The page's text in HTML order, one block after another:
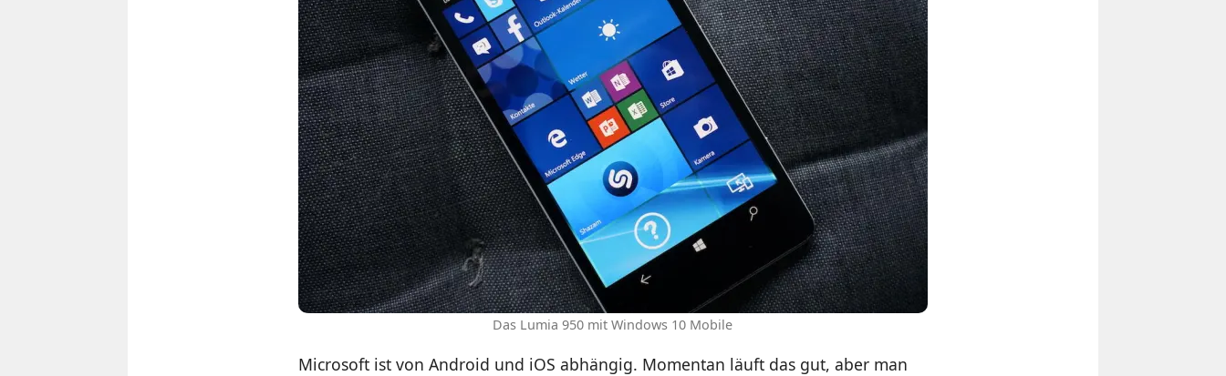
Das Lumia 950 mit Windows 10 Mobile
Microsoft ist von Android und iOS abhängig. Momentan läuft das gut, aber man